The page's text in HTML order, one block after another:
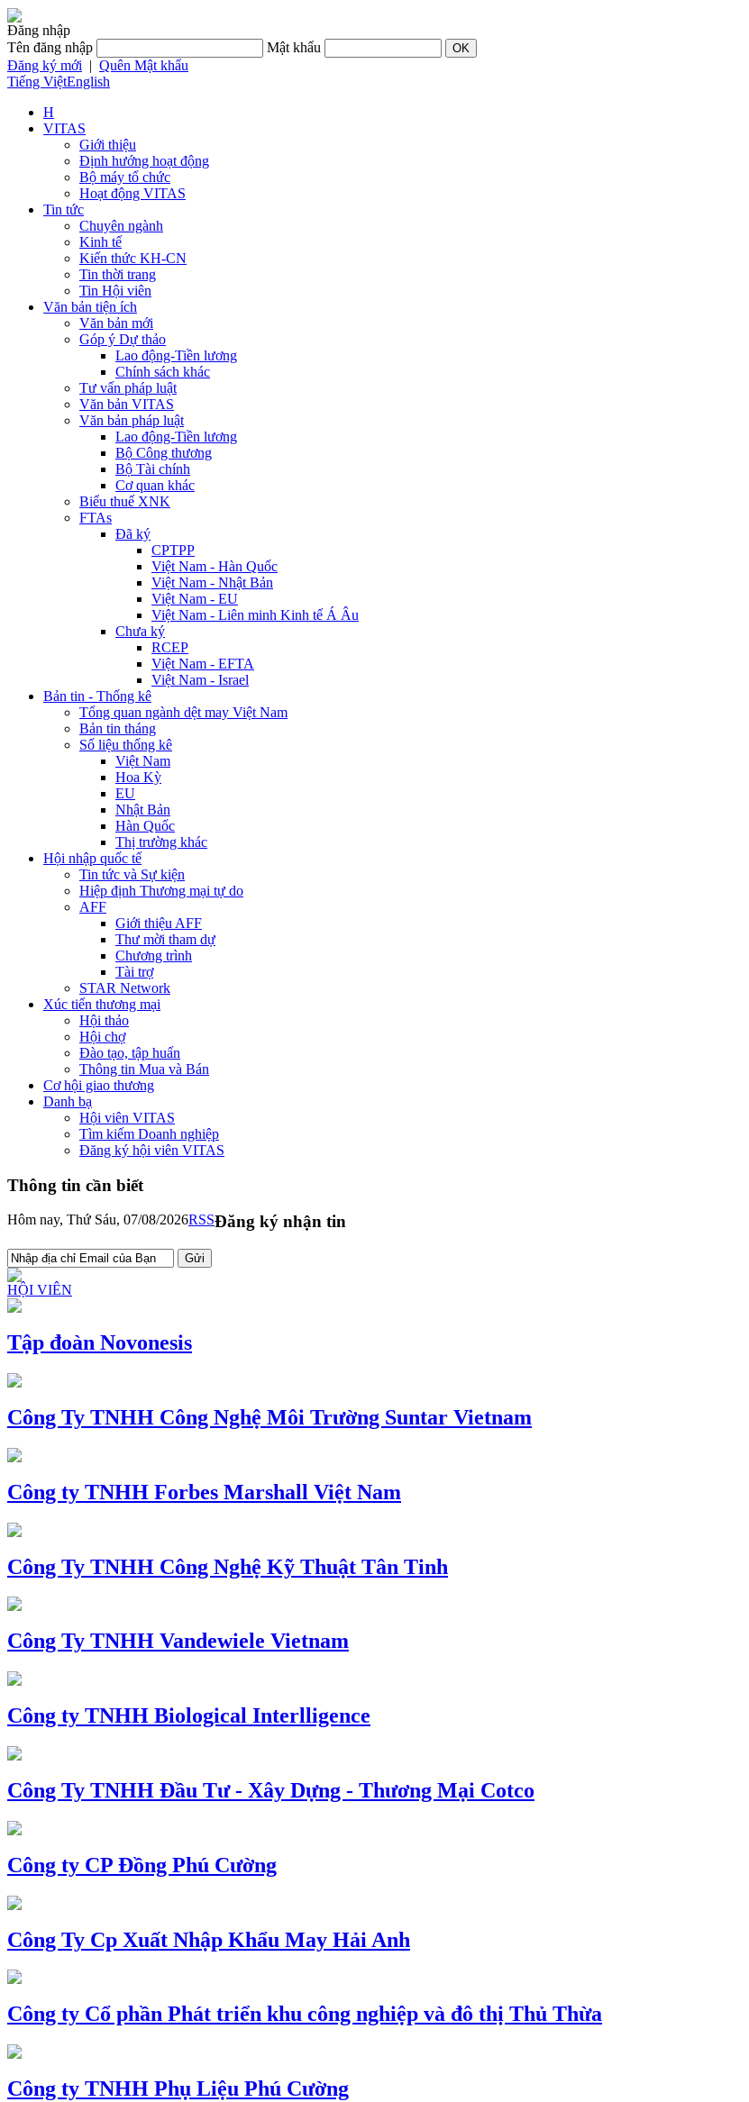
Đăng nhập
Tên đăng nhập
Mật khẩu
Đăng ký mới | Quên Mật khẩu
Tiếng ViệtEnglish
H
VITAS
Giới thiệu
Định hướng hoạt động
Bộ máy tổ chức
Hoạt động VITAS
Tin tức
Chuyên ngành
Kinh tế
Kiến thức KH-CN
Tin thời trang
Tin Hội viên
Văn bản tiện ích
Văn bản mới
Góp ý Dự thảo
Lao động-Tiền lương
Chính sách khác
Tư vấn pháp luật
Văn bản VITAS
Văn bản pháp luật
Lao động-Tiền lương
Bộ Công thương
Bộ Tài chính
Cơ quan khác
Biểu thuế XNK
FTAs
Đã ký
CPTPP
Việt Nam - Hàn Quốc
Việt Nam - Nhật Bản
Việt Nam - EU
Việt Nam - Liên minh Kinh tế Á Âu
Chưa ký
RCEP
Việt Nam - EFTA
Việt Nam - Israel
Bản tin - Thống kê
Tổng quan ngành dệt may Việt Nam
Bản tin tháng
Số liệu thống kê
Việt Nam
Hoa Kỳ
EU
Nhật Bản
Hàn Quốc
Thị trường khác
Hội nhập quốc tế
Tin tức và Sự kiện
Hiệp định Thương mại tự do
AFF
Giới thiệu AFF
Thư mời tham dự
Chương trình
Tài trợ
STAR Network
Xúc tiến thương mại
Hội thảo
Hội chợ
Đào tạo, tập huấn
Thông tin Mua và Bán
Cơ hội giao thương
Danh bạ
Hội viên VITAS
Tìm kiếm Doanh nghiệp
Đăng ký hội viên VITAS
Thông tin cần biết
Hôm nay, Thứ Sáu, 07/08/2026RSSĐăng ký nhận tin
HỘI VIÊN
Tập đoàn Novonesis
Công Ty TNHH Công Nghệ Môi Trường Suntar Vietnam
Công ty TNHH Forbes Marshall Việt Nam
Công Ty TNHH Công Nghệ Kỹ Thuật Tân Tinh
Công Ty TNHH Vandewiele Vietnam
Công ty TNHH Biological Interlligence
Công Ty TNHH Đầu Tư - Xây Dựng - Thương Mại Cotco
Công ty CP Đồng Phú Cường
Công Ty Cp Xuất Nhập Khẩu May Hải Anh
Công ty Cổ phần Phát triển khu công nghiệp và đô thị Thủ Thừa
Công ty TNHH Phụ Liệu Phú Cường